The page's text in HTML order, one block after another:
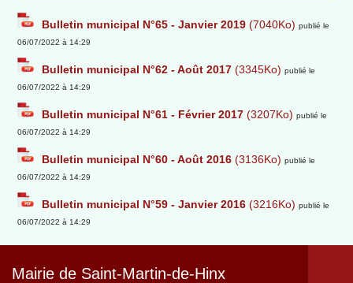
Bulletin municipal N°65 - Janvier 2019 (7040Ko)publié le
06/07/2022 à 14:29
Bulletin municipal N°62 - Août 2017 (3345Ko)publié le
06/07/2022 à 14:29
Bulletin municipal N°61 - Février 2017 (3207Ko)publié le
06/07/2022 à 14:29
Bulletin municipal N°60 - Août 2016 (3136Ko)publié le
06/07/2022 à 14:29
Bulletin municipal N°59 - Janvier 2016 (3216Ko)publié le
06/07/2022 à 14:29
Mairie de Saint-Martin-de-Hinx